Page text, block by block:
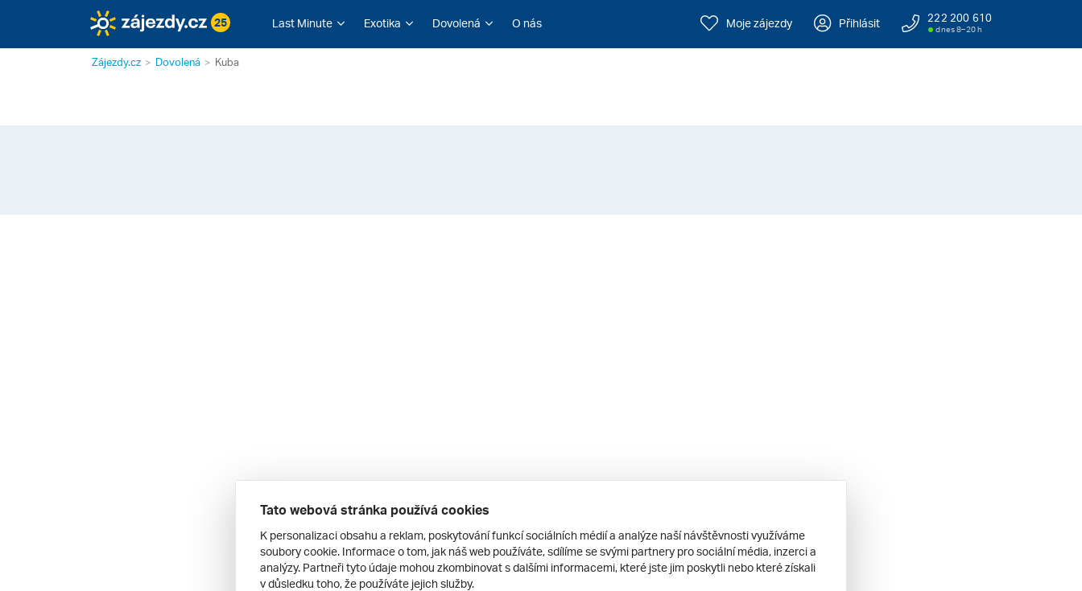
25 Last Minute Exotika Dovolená O nás Moje zájezdy Přihlásit 222 200 610
dnes 8–20 h
Zájezdy.cz Dovolená Kuba
Tato webová stránka používá cookies
K personalizaci obsahu a reklam, poskytování funkcí sociálních médií a analýze naší návštěvnosti využíváme
soubory cookie. Informace o tom, jak náš web používáte, sdílíme se svými partnery pro sociální média, inzerci a
analýzy. Partneři tyto údaje mohou zkombinovat s dalšími informacemi, které jste jim poskytli nebo které získali
v důsledku toho, že používáte jejich služby.